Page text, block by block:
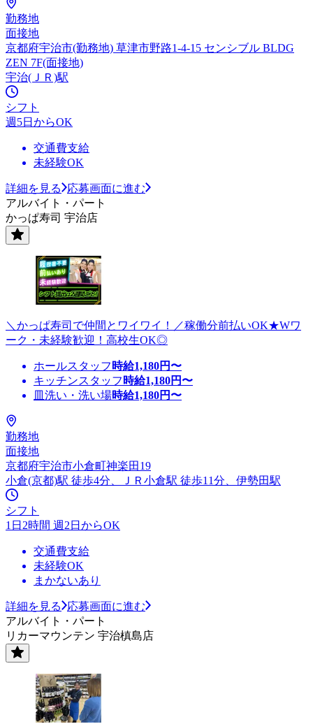
勤務地
面接地
京都府宇治市(勤務地) 草津市野路1-4-15 センシブル BLDG
ZEN 7F(面接地)
宇治(ＪＲ)駅
シフト
週5日からOK
交通費支給
未経験OK
詳細を見る
応募画面に進む
アルバイト・パート
かっぱ寿司 宇治店
＼かっぱ寿司で仲間とワイワイ！／稼働分前払いOK★Wワ
ーク・未経験歓迎！高校生OK◎
ホールスタッフ 時給1,180円〜
キッチンスタッフ 時給1,180円〜
皿洗い・洗い場時給1,180円〜
勤務地
面接地
京都府宇治市小倉町神楽田19
小倉(京都)駅 徒歩4分、ＪＲ小倉駅 徒歩11分、伊勢田駅
シフト
1日2時間 週2日からOK
交通費支給
未経験OK
まかないあり
詳細を見る
応募画面に進む
アルバイト・パート
リカーマウンテン 宇治槙島店